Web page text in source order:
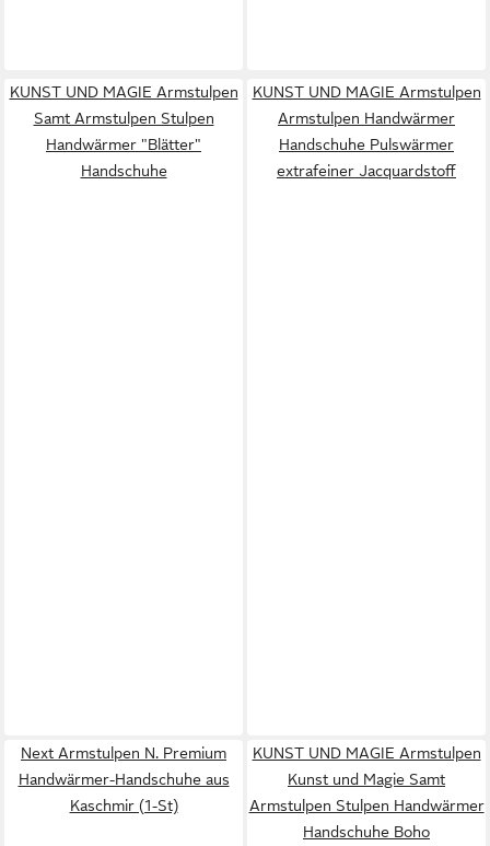
KUNST UND MAGIE Armstulpen
Samt Armstulpen Stulpen
Handwärmer "Blätter"
Handschuhe
KUNST UND MAGIE Armstulpen
Armstulpen Handwärmer
Handschuhe Pulswärmer
extrafeiner Jacquardstoff
Next Armstulpen N. Premium
Handwärmer-Handschuhe aus
Kaschmir (1-St)
KUNST UND MAGIE Armstulpen
Kunst und Magie Samt
Armstulpen Stulpen Handwärmer
Handschuhe Boho